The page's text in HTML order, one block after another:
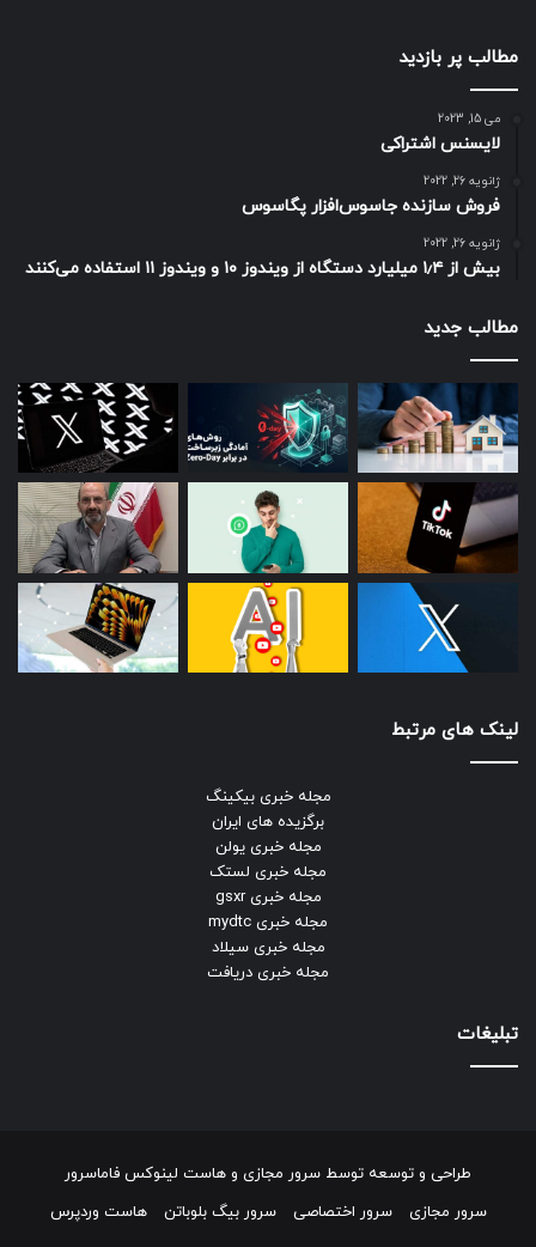
مطالب پر بازدید
می 15, 2023
لایسنس اشتراکی
ژانویه 26, 2022
فروش سازنده جاسوس‌افزار پگاسوس
ژانویه 26, 2022
بیش از ۱٫۴ میلیارد دستگاه از ویندوز ۱۰ و ویندوز ۱۱ استفاده می‌کنند
مطالب جدید
لینک های مرتبط
مجله خبری بیکینگ
برگزیده های ایران
مجله خبری یولن
مجله خبری لستک
مجله خبری gsxr
مجله خبری mydtc
مجله خبری سیلاد
مجله خبری دریافت
تبلیغات
طراحی و توسعه توسط سرور مجازی و هاست لینوکس فاماسرور
سرور مجازی
سرور اختصاصی سرور بیگ بلوباتن هاست وردپرس